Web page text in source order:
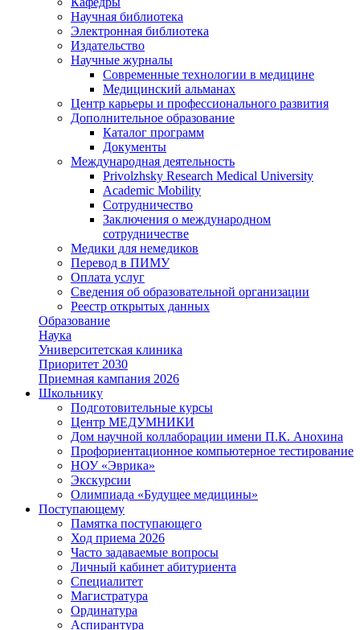
Научная библиотека
Электронная библиотека
Издательство
Научные журналы
Современные технологии в медицине
Медицинский альманах
Центр карьеры и профессионального развития
Дополнительное образование
Каталог программ
Документы
Международная деятельность
Privolzhsky Research Medical University
Academic Mobility
Сотрудничество
Заключения о международном
сотрудничестве
Медики для немедиков
Перевод в ПИМУ
Оплата услуг
Сведения об образовательной организации
Реестр открытых данных
Образование
Наука
Университетская клиника
Приоритет 2030
Приемная кампания 2026
Школьнику
Подготовительные курсы
Центр МЕДУМНИКИ
Дом научной коллаборации имени П.К. Анохина
Профориентационное компьютерное тестирование
НОУ «Эврика»
Экскурсии
Олимпиада «Будущее медицины»
Поступающему
Памятка поступающего
Ход приема 2026
Часто задаваемые вопросы
Личный кабинет абитуриента
Специалитет
Магистратура
Ординатура
Аспирантура